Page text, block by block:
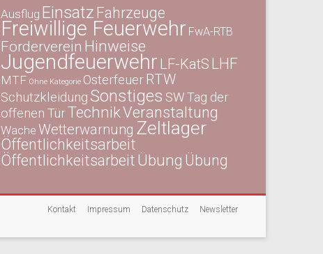
Ausflug Einsatz Fahrzeuge
Freiwillige Feuerwehr FwA-RTB
Förderverein Hinweise
Jugendfeuerwehr LF-KatS LHF
MTF Ohne Kategorie Osterfeuer RTW
SchutzkleidungSonstiges SWTag der
offenen TürTechnikVeranstaltung
Wache Wetterwarnung Zeltlager
Öffentlichkeitsarbeit
Öffentlichkeitsarbeit Übung Übung
Kontakt Impressum Datenschutz Newsletter